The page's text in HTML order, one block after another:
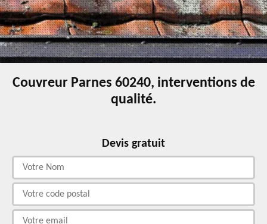
Couvreur Parnes 60240, interventions de
qualité.
Devis gratuit